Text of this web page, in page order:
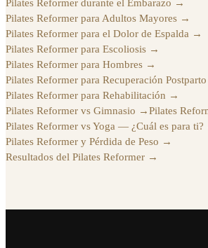
Pilates Reformer durante el Embarazo →
Pilates Reformer para Adultos Mayores →
Pilates Reformer para el Dolor de Espalda →
Pilates Reformer para Escoliosis →
Pilates Reformer para Hombres →
Pilates Reformer para Recuperación Postparto
Pilates Reformer para Rehabilitación →
Pilates Reformer vs Gimnasio →Pilates
Pilates Reformer vs Yoga — ¿Cuál es para ti?
Pilates Reformer y Pérdida de Peso →
Resultados del Pilates Reformer →